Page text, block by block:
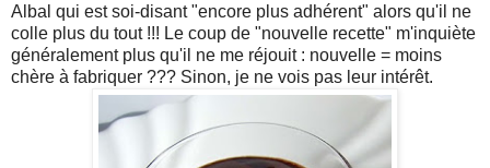
Albal qui est soi-disant "encore plus adhérent" alors qu'il ne
colle plus du tout !!! Le coup de "nouvelle recette" m'inquiète
généralement plus qu'il ne me réjouit : nouvelle = moins
chère à fabriquer ??? Sinon, je ne vois pas leur intérêt.